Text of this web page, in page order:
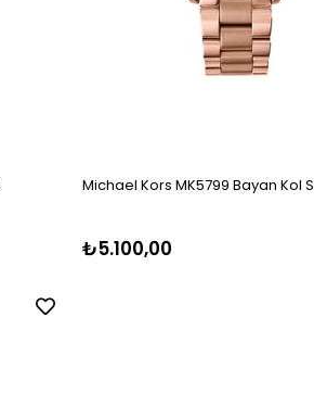
Michael Kors MK5799 Bayan Kol
₺5.100,00